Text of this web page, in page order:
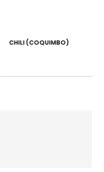
CHILI (COQUIMBO)